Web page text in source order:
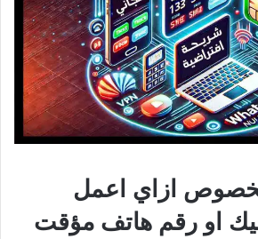
بخصوص ازاي اعمل
او رقم هاتف مؤقت